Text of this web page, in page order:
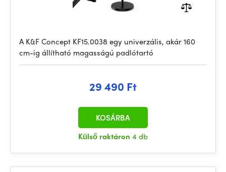
A K&F Concept KF15.0038 egy univerzális, akár 160
cm-ig állítható magasságú padlótartó
29 490 Ft
Külső raktáron 4 db
KOSÁRBA